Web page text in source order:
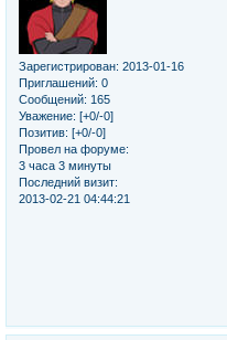
Зарегистрирован: 2013-01-16
Приглашений: 0
Сообщений: 165
Уважение: [+0/-0]
Позитив: [+0/-0]
Провел на форуме:
3 часа 3 минуты
Последний визит:
2013-02-21 04:44:21